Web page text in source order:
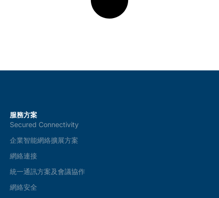
服務方案
Secured Connectivity
企業智能網絡擴展方案
網絡連接
統一通訊方案及會議協作
網絡安全